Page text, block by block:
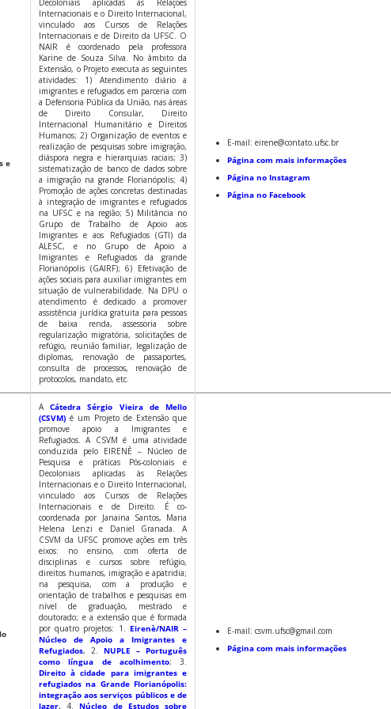
e
Decoloniais aplicadas às Relações
Internacionais e o Direito Internacional,
vinculado aos Cursos de Relações
Internacionais e de Direito da UFSC. O
NAIR é coordenado pela professora
Karine de Souza Silva. No âmbito da
Extensão, o Projeto executa as seguintes
atividades: 1) Atendimento diário a
imigrantes e refugiados em parceria com
a Defensoria Pública da União, nas áreas
de Direito Consular, Direito
Internacional Humanitário e Direitos
Humanos; 2) Organização de eventos e
realização de pesquisas sobre imigração,
diáspora negra e hierarquias raciais; 3)
sistematização de banco de dados sobre
a imigração na grande Florianópolis; 4)
Promoção de ações concretas destinadas
à integração de imigrantes e refugiados
na UFSC e na região; 5) Militância no
Grupo de Trabalho de Apoio aos
Imigrantes e aos Refugiados (GTI) da
ALESC, e no Grupo de Apoio a
Imigrantes e Refugiados da grande
Florianópolis (GAIRF); 6) Efetivação de
ações sociais para auxiliar imigrantes em
situação de vulnerabilidade. Na DPU o
atendimento é dedicado a promover
assistência jurídica gratuita para pessoas
de baixa renda, assessoria sobre
regularização migratória, solicitações de
refúgio, reunião familiar, legalização de
diplomas, renovação de passaportes,
consulta de processos, renovação de
protocolos, mandato, etc.
E-mail: eirene@contato.ufsc.br
Página com mais informações
Página no Instagram
Página no Facebook
ACátedra Sérgio Vieira de Mello
(CSVM) é um Projeto de Extensão que
promove apoio a Imigrantes e
Refugiados. A CSVM é uma atividade
conduzida pelo EIRENÈ – Núcleo de
Pesquisa e práticas Pós-coloniais e
Decoloniais aplicadas às Relações
Internacionais e o Direito Internacional,
vinculado aos Cursos de Relações
Internacionais e de Direito. É co-
coordenada por Janaina Santos, Maria
Helena Lenzi e Daniel Granada. A
CSVM da UFSC promove ações em três
eixos: no ensino, com oferta de
disciplinas e cursos sobre refúgio,
direitos humanos, imigração e apatridia;
na pesquisa, com a produção e
orientação de trabalhos e pesquisas em
nível de graduação, mestrado e
doutorado; e a extensão que é formada
por quatro projetos: 1. Eirenè/NAIR –
Núcleo de Apoio a Imigrantes e
Refugiados, 2. NUPLE – Português
como língua de acolhimento; 3.
Direito à cidade para imigrantes e
refugiados na Grande Florianópolis:
integração aos serviços públicos e de
lazer, 4.Núcleo de Estudos sobre
E-mail: csvm.ufsc@gmail.com
Página com mais informações